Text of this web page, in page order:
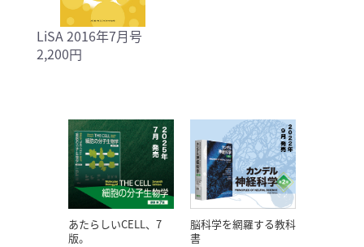
LiSA 2016年7月号
2,200円
あたらしいCELL、7
版。
脳科学を網羅する教科
書